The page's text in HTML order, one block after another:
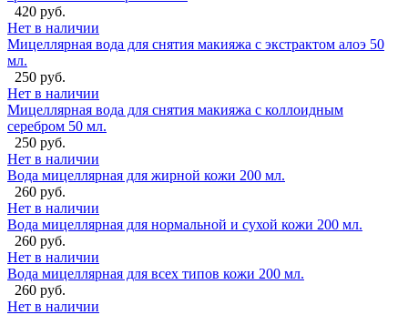
420 руб.
Нет в наличии
Мицеллярная вода для снятия макияжа с экстрактом алоэ 50
мл.
250 руб.
Нет в наличии
Мицеллярная вода для снятия макияжа с коллоидным
серебром 50 мл.
250 руб.
Нет в наличии
Вода мицеллярная для жирной кожи 200 мл.
260 руб.
Нет в наличии
Вода мицеллярная для нормальной и сухой кожи 200 мл.
260 руб.
Нет в наличии
Вода мицеллярная для всех типов кожи 200 мл.
260 руб.
Нет в наличии